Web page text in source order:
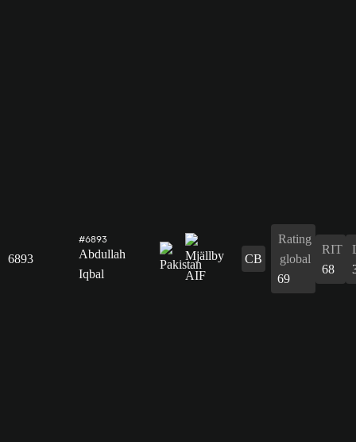
6893
#6893
Abdullah
Iqbal
CB
Rating
global
69
RIT
68